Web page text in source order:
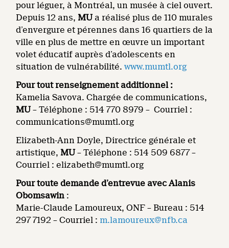
pour léguer, à Montréal, un musée à ciel ouvert.
Depuis 12 ans, MU a réalisé plus de 110 murales
d’envergure et pérennes dans 16 quartiers de la
ville en plus de mettre en œuvre un important
volet éducatif auprès d’adolescents en
situation de vulnérabilité.www.mumtl.org
Pour tout renseignement additionnel :
Kamelia Savova. Chargée de communications,
MU– Téléphone : 514 770 8979 – Courriel :
communications@mumtl.org
Elizabeth-Ann Doyle, Directrice générale et
artistique, MU – Téléphone : 514 509 6877 –
Courriel : elizabeth@mumtl.org
Pour toute demande d’entrevue avec Alanis
Obomsawin :
Marie-Claude Lamoureux, ONF – Bureau : 514
297 7192 – Courriel : m.lamoureux@nfb.ca